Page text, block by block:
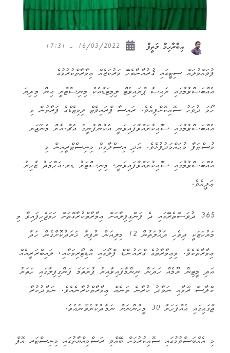
އިބްރާހިމް ލަތީފް
ފުވައްމުލައް ސިޓީގައި ޤުރުއާނާބެހޭ މަރުކަޒެއް ޢިމާރާތްކުރުމުގެ
އެއްބަސްވުމުގައި ރައިސާ ޕްރައިވެޓް ލިމިޓަޑާއެކު މިނިސްޓްރީ އިން މިދިޔަ
ހޯމަ ދުވަހު ސޮއިކޮށްފިއެވެ. ރައިސާ ޕްރައިވެޓް ލިމިޓެޑްގެ ފަރާތުން މި
އެއްބަސްވުމުގައި ސޮއިކުރައްވާފައިވަނީ އެކުންފުނީގެ އެޗް.އާރް މެނޭޖަރ
މުސްޠަފާ މުޙައްމަދުފުޅެވެ. އަދި އިސްލާމިކް މިނިސްޓްރީއިން މި
އެއްބަސްވުމުގައި ސޮއިކުރައްވާފައިވަނީ، މިނިސްޓަރު ޑރ.އަޙްމަދު ޒާހިރު
ޢަލީއެވެ.
365 ދުވަސްތެރޭގައި ދެ ފަންގިފިލާއަށް ޢިމާރާތްކުރާގޮތަށް ހަމަޖެހިފައިވާ މި
މަރުކަޒަކީ ދިވެހި ދައުލަތުން 12 މިލިއަން ރުފިޔާ ޚަރަދުކޮށްގެން ހަދާ
ޢިމާރާތެކެވެ. މިޢިމާރާތުގެ ގްރައުންޑް ފްލޯގައި އޮޑިޓޯރިމަކާއި، ލައިބްރަރީއެއް
އަދި މީޓިން ރޫމެއް ހަދަން ނިންމާފައިވާއިރު ފުރަތަމަ ފަންގިފިލާގައި ހަތަރު
ކްލާސް ރޫމާއި ނަމާދު ކުރާނެ ތަނެއް ޢިމާރާތްކުރާނެއެވެ. ނަމާދުކުރާ
ޖާގައިގައި އެއްފަހަރާ 30 މީހުންނަށް ނަމާދުކުރެވޭނެއެވެ.
މި އެއްބަސްވުމުގައި ސޮއިކުރުމަށް ބޭއްވި ރަސްމިއްޔާތުގައި މިނިސްޓަރ އޮފް